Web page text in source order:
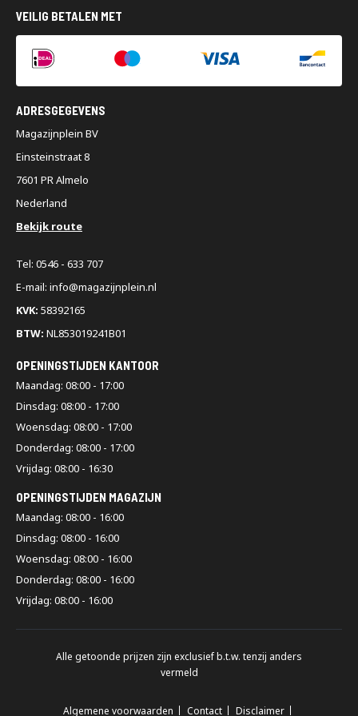
VEILIG BETALEN MET
ADRESGEGEVENS
Magazijnplein BV
Einsteinstraat 8
7601 PR Almelo
Nederland
Bekijk route
Tel: 0546 - 633 707
E-mail: info@magazijnplein.nl
KVK: 58392165
BTW: NL853019241B01
OPENINGSTIJDEN KANTOOR
Maandag: 08:00 - 17:00
Dinsdag: 08:00 - 17:00
Woensdag: 08:00 - 17:00
Donderdag: 08:00 - 17:00
Vrijdag: 08:00 - 16:30
OPENINGSTIJDEN MAGAZIJN
Maandag: 08:00 - 16:00
Dinsdag: 08:00 - 16:00
Woensdag: 08:00 - 16:00
Donderdag: 08:00 - 16:00
Vrijdag: 08:00 - 16:00
Alle getoonde prijzen zijn exclusief b.t.w. tenzij anders
vermeld
Algemene voorwaarden Contact Disclaimer